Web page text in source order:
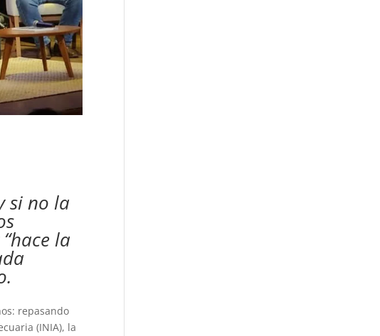
si no la
la
repasando
(INIA), la